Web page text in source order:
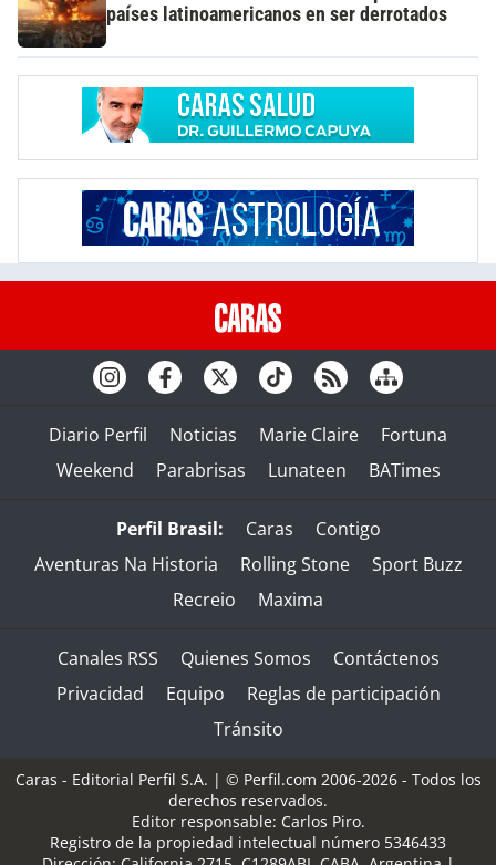
países latinoamericanos en ser derrotados
Diario Perfil Noticias Marie Claire
Fortuna
Weekend
Parabrisas Lunateen BATimes
Perfil Brasil: Caras
Contigo
Aventuras Na Historia
Rolling Stone
Sport Buzz
Recreio
Maxima
Canales RSS Quienes Somos
Contáctenos
Privacidad
Equipo
Reglas de participación
Tránsito
Caras - Editorial Perfil S.A. | © Perfil.com 2006-2026 - Todos los
derechos reservados.
Editor responsable: Carlos Piro.
Registro de la propiedad intelectual número 5346433